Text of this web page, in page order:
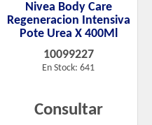
Nivea Body Care
Regeneracion Intensiva
Pote Urea X 400Ml
10099227
En Stock: 641
Consultar